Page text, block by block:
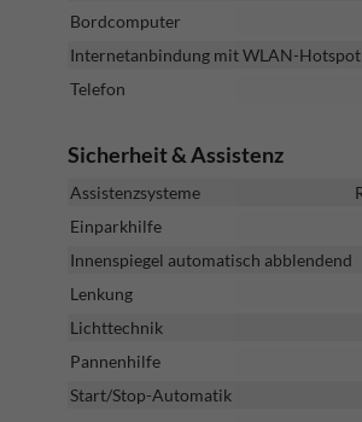
Bordcomputer
Internetanbindung mit WLAN-Hotspot
Telefon
Sicherheit & Assistenz
Assistenzsysteme
Einparkhilfe
Innenspiegel automatisch abblendend
Lenkung
Lichttechnik
Pannenhilfe
Start/Stop-Automatik